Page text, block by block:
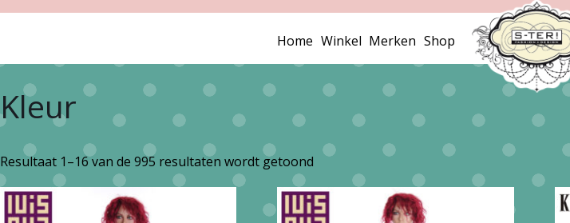
Home Winkel Merken Shop
Kleur
Resultaat 1–16 van de 995 resultaten wordt getoond Gesorteerd
op
nieuwste